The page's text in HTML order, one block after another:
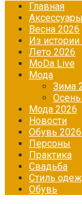
Главная
Аксессуары
Весна 2026
Из
Лето 2026
МоDа Live
Мода
Зима
Мода 2026
Новости
Обувь
Персоны
Практика
Свадьба
Стиль
Обувь